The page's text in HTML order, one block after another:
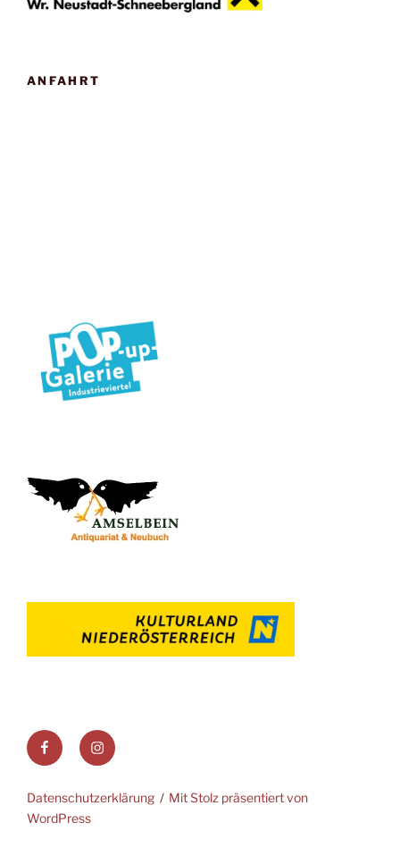
ANFAHRT
FacebookInstagram
Datenschutzerklärung
Mit Stolz präsentiert von
WordPress